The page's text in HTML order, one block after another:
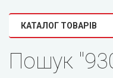
КАТАЛОГ ТОВАРІВ
Пошук